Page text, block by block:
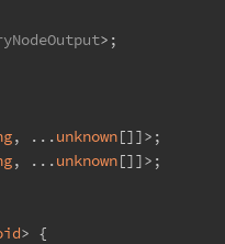
>;
, ...unknown[]]>;
, ...unknown[]]>;
> {